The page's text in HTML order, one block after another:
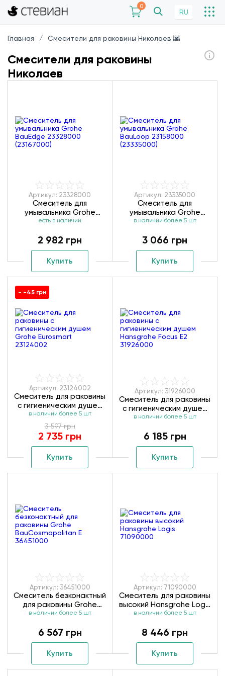
0
RU
Главная Смесители для раковины Николаев 🌆
Смесители для раковины
Николаев
Артикул: 23328000
Смеситель для
умывальника Grohe
BauEdge 23328000
есть в наличии
2 982 грн
Купить
Артикул: 23335000
Смеситель для
умывальника Grohe
BauLoop 23158000
в наличии более 5 шт
3 066 грн
Купить
- -45 грн
Артикул: 23124002
Смеситель для раковины
с гигиеническим душем
Grohe Eurosmart
23124002
в наличии более 5 шт
3 597 грн
2 735 грн
Купить
Артикул: 31926000
Смеситель для раковины
с гигиеническим душем
Hansgrohe Focus E2
в наличии более 5 шт
6 185 грн
Купить
Артикул: 36451000
Смеситель безконактный
для раковины Grohe
BauCosmopolitan E
в наличии более 5 шт
6 567 грн
Купить
Артикул: 71090000
Смеситель для раковины
высокий Hansgrohe Logis
71090000
в наличии более 5 шт
8 446 грн
Купить